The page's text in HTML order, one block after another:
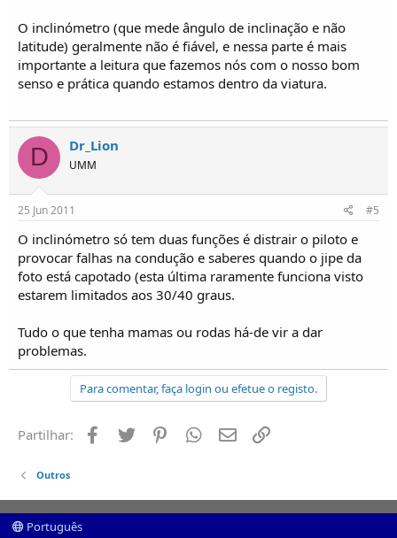
O inclinómetro (que mede ângulo de inclinação e não
latitude) geralmente não é fiável, e nessa parte é mais
importante a leitura que fazemos nós com o nosso bom
senso e prática quando estamos dentro da viatura.
D Dr_Lion
UMM
25 Jun 2011 #5
O inclinómetro só tem duas funções é distrair o piloto e
provocar falhas na condução e saberes quando o jipe da
foto está capotado (esta última raramente funciona visto
estarem limitados aos 30/40 graus.
Tudo o que tenha mamas ou rodas há-de vir a dar
problemas.
Para comentar, faça login ou efetue o registo.
Partilhar: Facebook
Twitter PinterestWhatsapp
Email
Outros
Português